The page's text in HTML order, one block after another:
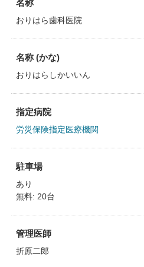
名称
おりはら歯科医院
名称 (かな)
おりはらしかいいん
指定病院
労災保険指定医療機関
駐車場
あり
無料: 20台
管理医師
折原二郎